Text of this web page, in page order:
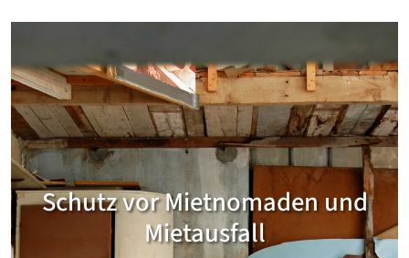
Schutz vor Mietnomaden und
Mietausfall